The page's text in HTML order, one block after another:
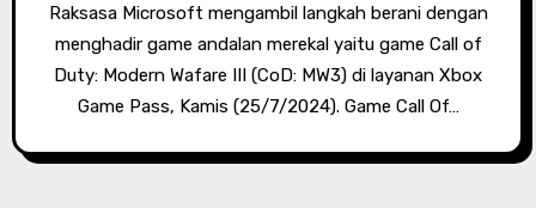
Raksasa Microsoft mengambil langkah berani dengan
menghadir game andalan merekal yaitu game Call of
Duty: Modern Wafare III (CoD: MW3) di layanan Xbox
Game Pass, Kamis (25/7/2024). Game Call Of…